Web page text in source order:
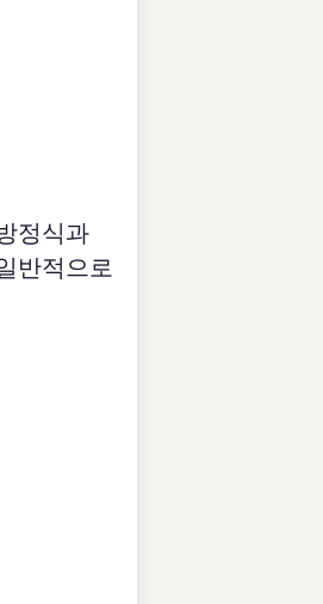
정식과
반적으로